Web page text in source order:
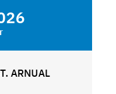
ARNUAL